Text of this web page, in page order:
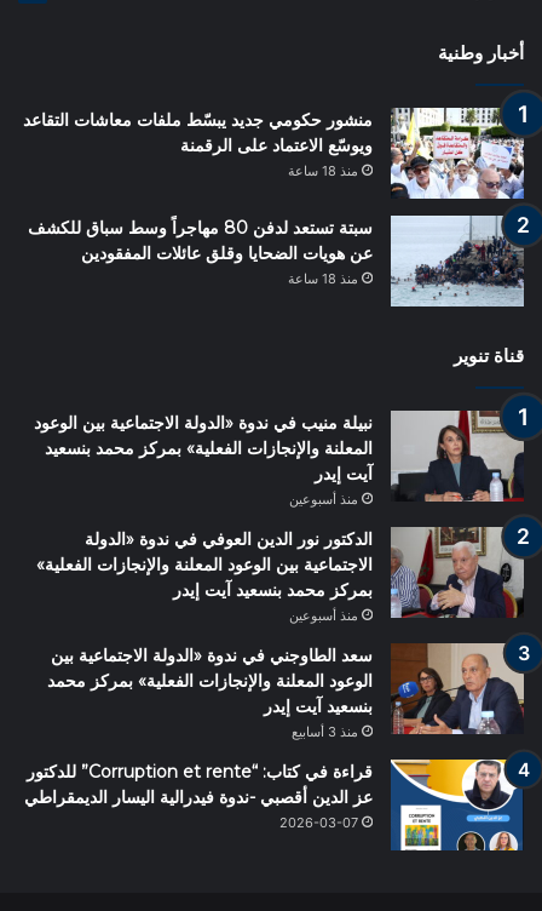
أخبار وطنية
منشور حكومي جديد يبسّط ملفات معاشات التقاعد
ويوسّع الاعتماد على الرقمنة
منذ 18 ساعة
سبتة تستعد لدفن 80 مهاجراً وسط سباق للكشف
عن هويات الضحايا وقلق عائلات المفقودين
منذ 18 ساعة
قناة تنوير
نبيلة منيب في ندوة «الدولة الاجتماعية بين الوعود
المعلنة والإنجازات الفعلية» بمركز محمد بنسعيد
آيت إيدر
منذ أسبوعين
الدكتور نور الدين العوفي في ندوة «الدولة
الاجتماعية بين الوعود المعلنة والإنجازات الفعلية»
بمركز محمد بنسعيد آيت إيدر
منذ أسبوعين
سعد الطاوجني في ندوة «الدولة الاجتماعية بين
الوعود المعلنة والإنجازات الفعلية» بمركز محمد
بنسعيد آيت إيدر
منذ 3 أسابيع
قراءة في كتاب: “Corruption et rente” للدكتور
عز الدين أقصبي -ندوة فيدرالية اليسار الديمقراطي
2026-03-07